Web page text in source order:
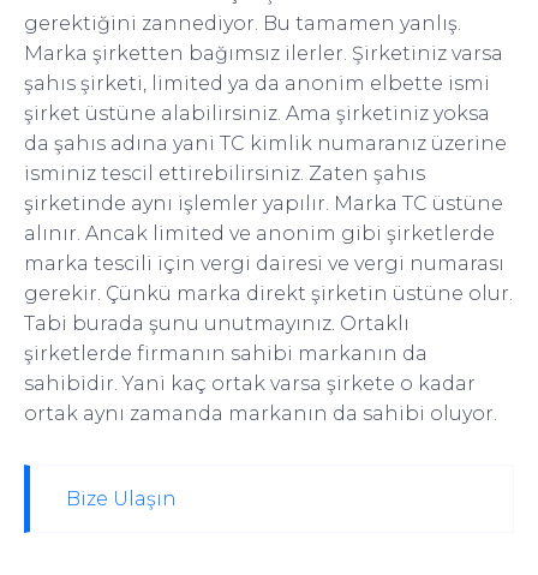
gerektiğini zannediyor. Bu tamamen yanlış.
Marka şirketten bağımsız ilerler. Şirketiniz varsa
şahıs şirketi, limited ya da anonim elbette ismi
şirket üstüne alabilirsiniz. Ama şirketiniz yoksa
da şahıs adına yani TC kimlik numaranız üzerine
isminiz tescil ettirebilirsiniz. Zaten şahıs
şirketinde aynı işlemler yapılır. Marka TC üstüne
alınır. Ancak limited ve anonim gibi şirketlerde
marka tescili için vergi dairesi ve vergi numarası
gerekir. Çünkü marka direkt şirketin üstüne olur.
Tabi burada şunu unutmayınız. Ortaklı
şirketlerde firmanın sahibi markanın da
sahibidir. Yani kaç ortak varsa şirkete o kadar
ortak aynı zamanda markanın da sahibi oluyor.
Bize Ulaşın